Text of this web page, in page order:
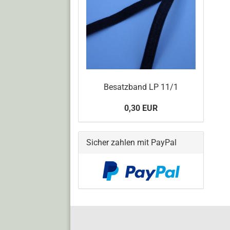
Besatzband LP 11/1
0,30 EUR
Sicher zahlen mit PayPal